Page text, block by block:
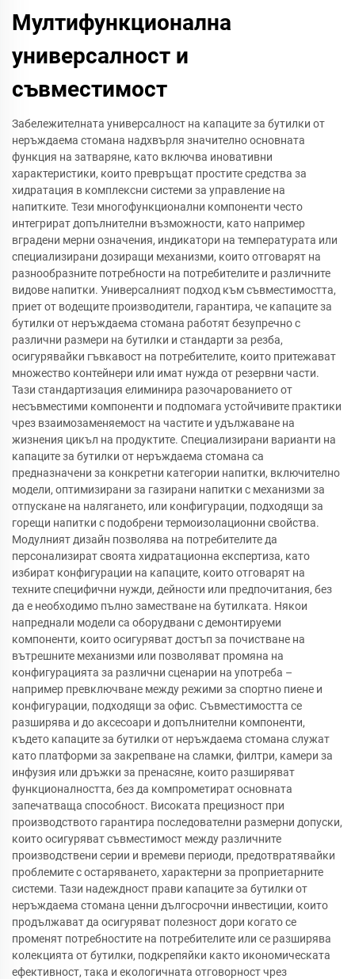
Мултифункционална
универсалност и
съвместимост
Забележителната универсалност на капаците за бутилки от
неръждаема стомана надхвърля значително основната
функция на затваряне, като включва иновативни
характеристики, които превръщат простите средства за
хидратация в комплексни системи за управление на
напитките. Тези многофункционални компоненти често
интегрират допълнителни възможности, като например
вградени мерни означения, индикатори на температурата или
специализирани дозиращи механизми, които отговарят на
разнообразните потребности на потребителите и различните
видове напитки. Универсалният подход към съвместимостта,
приет от водещите производители, гарантира, че капаците за
бутилки от неръждаема стомана работят безупречно с
различни размери на бутилки и стандарти за резба,
осигурявайки гъвкавост на потребителите, които притежават
множество контейнери или имат нужда от резервни части.
Тази стандартизация елиминира разочарованието от
несъвместими компоненти и подпомага устойчивите практики
чрез взаимозаменяемост на частите и удължаване на
жизнения цикъл на продуктите. Специализирани варианти на
капаците за бутилки от неръждаема стомана са
предназначени за конкретни категории напитки, включително
модели, оптимизирани за газирани напитки с механизми за
отпускане на налягането, или конфигурации, подходящи за
горещи напитки с подобрени термоизолационни свойства.
Модулният дизайн позволява на потребителите да
персонализират своята хидратационна експертиза, като
избират конфигурации на капаците, които отговарят на
техните специфични нужди, дейности или предпочитания, без
да е необходимо пълно заместване на бутилката. Някои
напреднали модели са оборудвани с демонтируеми
компоненти, които осигуряват достъп за почистване на
вътрешните механизми или позволяват промяна на
конфигурацията за различни сценарии на употреба –
например превключване между режими за спортно пиене и
конфигурации, подходящи за офис. Съвместимостта се
разширява и до аксесоари и допълнителни компоненти,
където капаците за бутилки от неръждаема стомана служат
като платформи за закрепване на сламки, филтри, камери за
инфузия или дръжки за пренасяне, които разширяват
функционалността, без да компрометират основната
запечатваща способност. Високата прецизност при
производството гарантира последователни размерни допуски,
които осигуряват съвместимост между различните
производствени серии и времеви периоди, предотвратявайки
проблемите с остаряването, характерни за проприетарните
системи. Тази надеждност прави капаците за бутилки от
неръждаема стомана ценни дългосрочни инвестиции, които
продължават да осигуряват полезност дори когато се
променят потребностите на потребителите или се разширява
колекцията от бутилки, подкрепяйки както икономическата
ефективност, така и екологичната отговорност чрез